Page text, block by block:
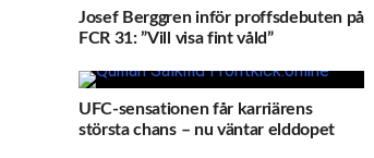
Josef Berggren inför proffsdebuten på
FCR 31: ”Vill visa fint våld”
UFC-sensationen får karriärens
största chans – nu väntar elddopet